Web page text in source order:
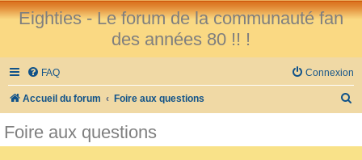
Eighties - Le forum de la communauté fan
des années 80 !! !
FAQ Connexion
Accueil du forum Foire aux questions
Foire aux questions